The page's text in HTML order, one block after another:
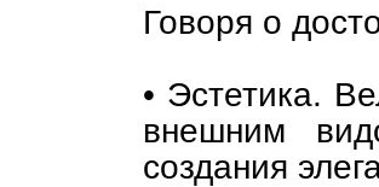
Говоря о
• Эстетика.
внешним
создания